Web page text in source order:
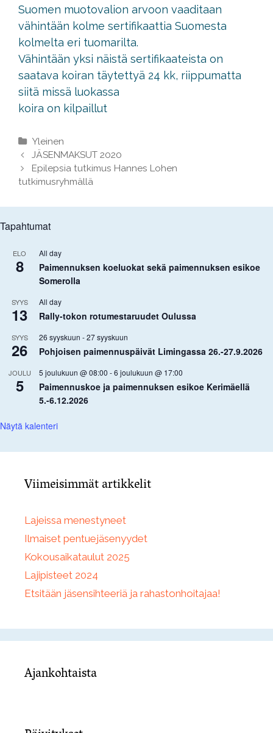
Suomen muotovalion arvoon vaaditaan
vähintään kolme sertifikaattia Suomesta
kolmelta eri tuomarilta.
Vähintään yksi näistä sertifikaateista on
saatava koiran täytettyä 24 kk, riippumatta
siitä missä luokassa
koira on kilpaillut
Kategoriat
Yleinen
Artikkelien
selaus
JÄSENMAKSUT 2020
Epilepsia tutkimus Hannes Lohen
tutkimusryhmällä
Tapahtumat
ELO
8
All day
Paimennuksen koeluokat sekä paimennuksen esikoe
Somerolla
SYYS
13
All day
Rally-tokon rotumestaruudet Oulussa
SYYS
26
26 syyskuun -27 syyskuun
Pohjoisen paimennuspäivät Limingassa 26.-27.9.2026
JOULU
5
5 joulukuun @ 08:00 -6 joulukuun @ 17:00
Paimennuskoe ja paimennuksen esikoe Kerimäellä
5.-6.12.2026
Näytä kalenteri
Viimeisimmät artikkelit
Lajeissa menestyneet
Ilmaiset pentuejäsenyydet
Kokousaikataulut 2025
Lajipisteet 2024
Etsitään jäsensihteeriä ja rahastonhoitajaa!
Ajankohtaista